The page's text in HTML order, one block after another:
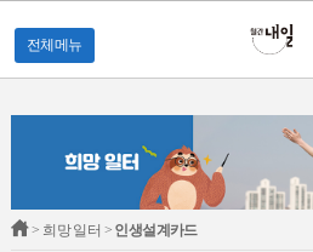
전체메뉴
> 희망 일터 > 인생설계카드